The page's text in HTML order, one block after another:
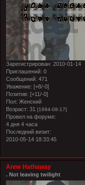
Зарегистрирован: 2010-01-14
Приглашений: 0
Сообщений: 471
Уважение: [+8/-0]
Позитив: [+11/-0]
Пол: Женский
Возраст: 31 [1994-08-17]
Провел на форуме:
4 дня 4 часа
Последний визит:
2010-05-14 18:33:45
Anne Hathaway
. Not leaving twilight